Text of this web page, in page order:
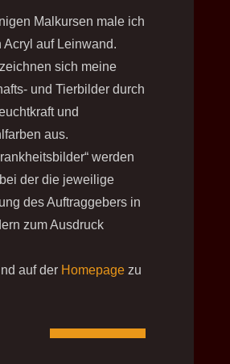
Malkursen male ich
Acryl auf Leinwand.
sich meine
und Tierbilder durch
und
aus.
werden
der die jeweilige
des Auftraggebers in
zum Ausdruck
auf der Homepagezu